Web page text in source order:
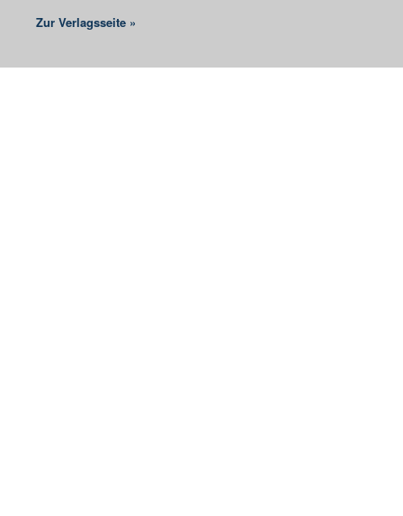
Zur Verlagsseite »